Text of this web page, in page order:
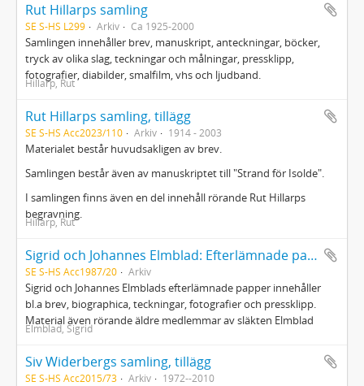
Rut Hillarps samling
SE S-HS L299 Arkiv Ca 1925-2000
Samlingen innehåller brev, manuskript, anteckningar, böcker,
tryck av olika slag, teckningar och målningar, pressklipp,
fotografier, diabilder, smalfilm, vhs och ljudband.
Hillarp, Rut
Rut Hillarps samling, tillägg
SE S-HS Acc2023/110 Arkiv 1914 - 2003
Materialet består huvudsakligen av brev.
Samlingen består även av manuskriptet till "Strand för Isolde".
I samlingen finns även en del innehåll rörande Rut Hillarps
begravning.
Hillarp, Rut
Sigrid och Johannes Elmblad: Efterlämnade papper
SE S-HS Acc1987/20 Arkiv
Sigrid och Johannes Elmblads efterlämnade papper innehåller
bl.a brev, biographica, teckningar, fotografier och pressklipp.
Material även rörande äldre medlemmar av släkten Elmblad
Elmblad, Sigrid
Siv Widerbergs samling, tillägg
SE S-HS Acc2015/73 Arkiv 1972--2010